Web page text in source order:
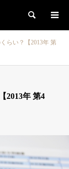
検索
らい？【2013年 第
2013年 第4